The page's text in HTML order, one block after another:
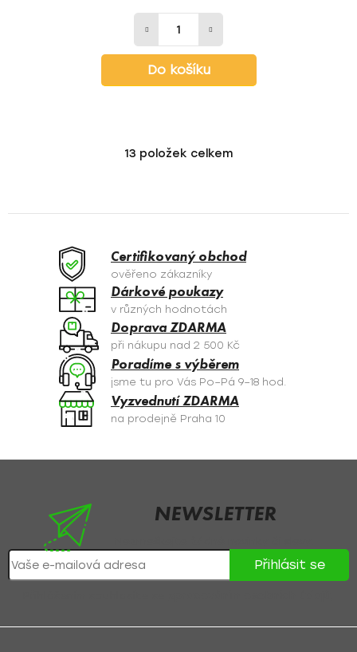
Do košíku
O
á
c
í
p
r
v
k
y
v
ý
p
s
13 položek celkem
Certifikovaný obchod
ověřeno zákazníky
Dárkové poukazy
v různých hodnotách
Doprava ZDARMA
při nákupu nad 2 500 Kč
Poradíme s výběrem
jsme tu pro Vás Po–Pá 9–18 hod.
Vyzvednutí ZDARMA
na prodejně Praha 10
NEWSLETTER
Přihlásit se